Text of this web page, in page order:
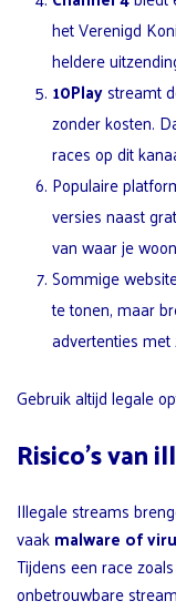
het Verenigd
heldere
10Playstreamt
zonder kosten.
races op dit
Populaire
versies naast
van waar je
Sommige
te tonen, maar
advertenties met
Gebruik altijd legale
Risico’s van
Illegale streams
vaakmalware of
Tijdens een race
onbetrouwbare